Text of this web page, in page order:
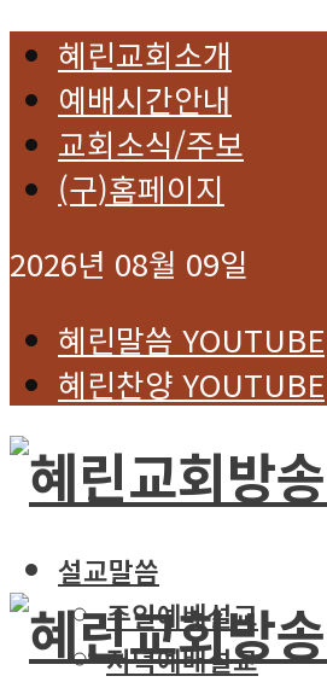
혜린교회소개
예배시간안내
교회소식/주보
(구)홈페이지
2026년 08월 09일
혜린말씀 YOUTUBE
혜린찬양 YOUTUBE
설교말씀
주일예배설교
저녁예배설교